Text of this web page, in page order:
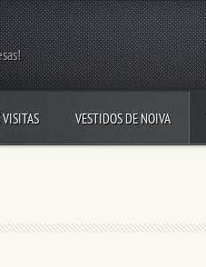
VESTIDOS DE NOIVA